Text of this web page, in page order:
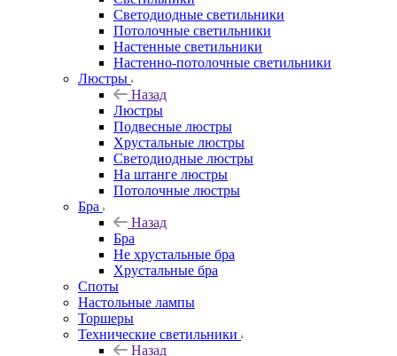
Светодиодные светильники
Потолочные светильники
Настенные светильники
Настенно-потолочные светильники
Люстры
Назад
Люстры
Подвесные люстры
Хрустальные люстры
Светодиодные люстры
На штанге люстры
Потолочные люстры
Бра
Назад
Бра
Не хрустальные бра
Хрустальные бра
Споты
Настольные лампы
Торшеры
Технические светильники
Назад